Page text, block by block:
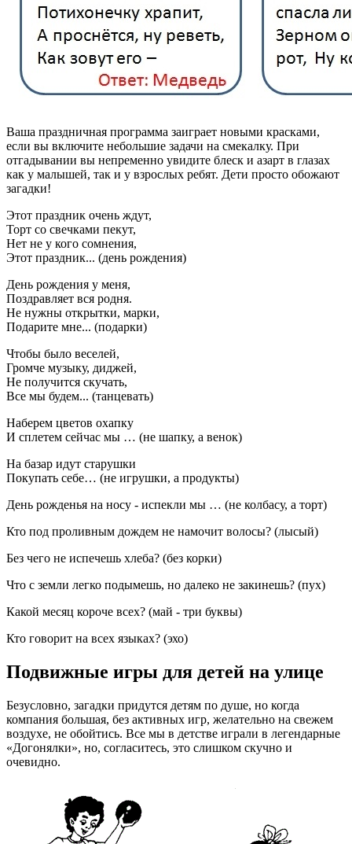
Ваша праздничная программа заиграет новыми красками,
если вы включите небольшие задачи на смекалку. При
отгадывании вы непременно увидите блеск и азарт в глазах
как у малышей, так и у взрослых ребят. Дети просто обожают
загадки!
Этот праздник очень ждут,
Торт со свечками пекут,
Нет не у кого сомнения,
Этот праздник... (день рождения)
День рождения у меня,
Поздравляет вся родня.
Не нужны открытки, марки,
Подарите мне... (подарки)
Чтобы было веселей,
Громче музыку, диджей,
Не получится скучать,
Все мы будем... (танцевать)
Наберем цветов охапку
И сплетем сейчас мы … (не шапку, а венок)
На базар идут старушки
Покупать себе… (не игрушки, а продукты)
День рожденья на носу - испекли мы … (не колбасу, а торт)
Кто под проливным дождем не намочит волосы? (лысый)
Без чего не испечешь хлеба? (без корки)
Что с земли легко подымешь, но далеко не закинешь? (пух)
Какой месяц короче всех? (май - три буквы)
Кто говорит на всех языках? (эхо)
Подвижные игры для детей на улице
Безусловно, загадки придутся детям по душе, но когда
компания большая, без активных игр, желательно на свежем
воздухе, не обойтись. Все мы в детстве играли в легендарные
«Догонялки», но, согласитесь, это слишком скучно и
очевидно.